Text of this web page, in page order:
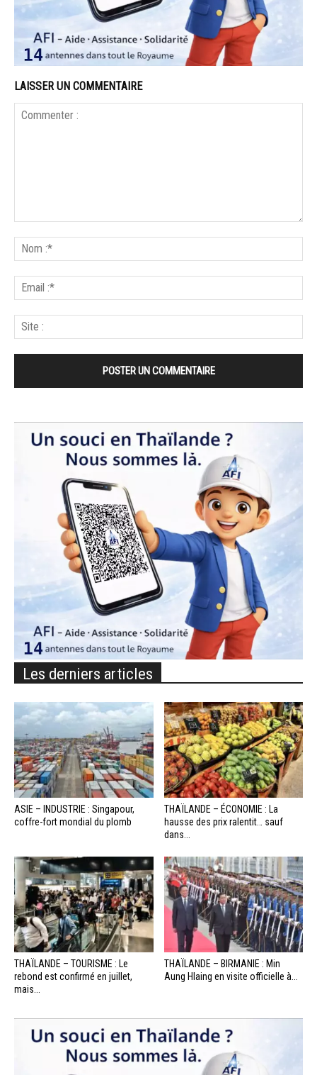
LAISSER UN COMMENTAIRE
Les derniers articles
ASIE – INDUSTRIE : Singapour,
coffre-fort mondial du plomb
THAÏLANDE – ÉCONOMIE : La
hausse des prix ralentit… sauf
dans...
THAÏLANDE – TOURISME : Le
rebond est confirmé en juillet,
mais...
THAÏLANDE – BIRMANIE : Min
Aung Hlaing en visite officielle à...